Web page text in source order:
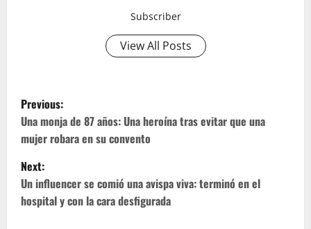
Subscriber
View All Posts
P
o
s
t
n
Previous:
Una monja de 87 años: Una heroína tras evitar que una
mujer robara en su convento
Next:
Un influencer se comió una avispa viva: terminó en el
hospital y con la cara desfigurada